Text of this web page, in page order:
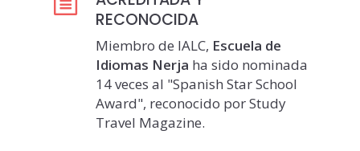
RECONOCIDA
Miembro de IALC, Escuela de
Idiomas Nerja ha sido nominada
14 veces al "Spanish Star School
Award", reconocido por Study
Travel Magazine.